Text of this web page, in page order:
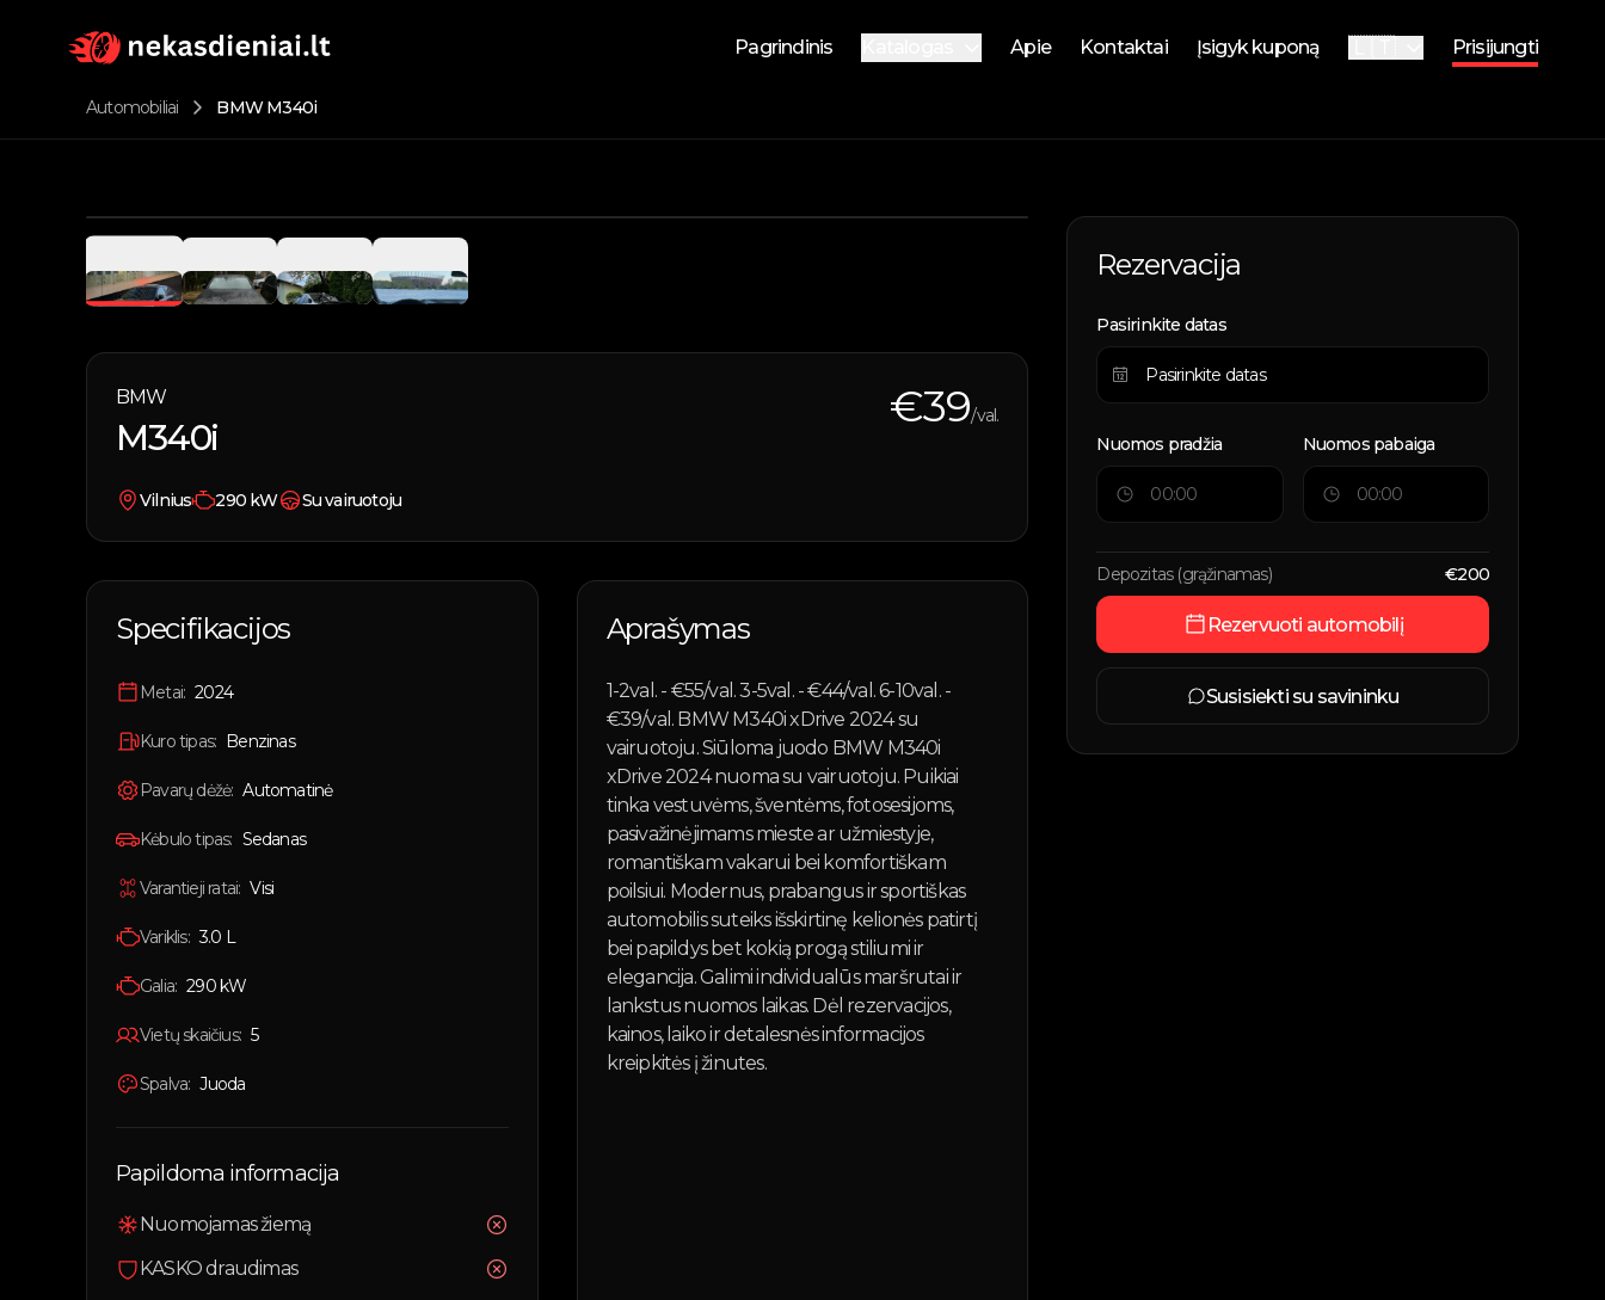
Pagrindinis
Parduodami automobiliai
Apie Kontaktai Įsigyk kuponą Prisijungti
Automobiliai BMW M340i
BMW
M340i
Vilnius 290 kW Su vairuotoju
€39/val.
Specifikacijos
Metai: 2024
Kuro tipas: Benzinas
Pavarų dėžė: Automatinė
Kėbulo tipas: Sedanas
Varantieji ratai: Visi
Variklis: 3.0 L
Galia: 290kW
Vietų skaičius: 5
Spalva: Juoda
Papildoma informacija
Nuomojamas žiemą
KASKO draudimas
Aprašymas
1-2val. - €55/val. 3-5val. - €44/val. 6-10val. -
€39/val. BMW M340i xDrive 2024 su
vairuotoju. Siūloma juodo BMW M340i
xDrive 2024 nuoma su vairuotoju. Puikiai
tinka vestuvėms, šventėms, fotosesijoms,
pasivažinėjimams mieste ar užmiestyje,
romantiškam vakarui bei komfortiškam
poilsiui. Modernus, prabangus ir sportiškas
automobilis suteiks išskirtinę kelionės patirtį
bei papildys bet kokią progą stiliumi ir
elegancija. Galimi individualūs maršrutai ir
lankstus nuomos laikas. Dėl rezervacijos,
kainos, laiko ir detalesnės informacijos
kreipkitės į žinutes.
Rezervacija
Pasirinkite datas
Nuomos pradžia Nuomos pabaiga
Depozitas (grąžinamas) €200
Rezervuoti automobilį
Susisiekti su savininku